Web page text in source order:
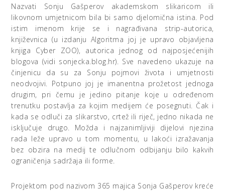
Nazvati Sonju Gašperov akademskom slikaricom ili
likovnom umjetnicom bila bi samo djelomična istina. Pod
istim imenom krije se i nagrađivana strip-autorica,
književnica (u izdanju Algoritma joj je upravo objavljena
knjiga Cyber ZOO), autorica jednog od najposjećenijih
blogova (vidi sonjecka.blog.hr). Sve navedeno ukazuje na
činjenicu da su za Sonju pojmovi života i umjetnosti
neodvojivi. Potpuno joj je imanentna prožetost jednoga
drugim, pri čemu je jedino pitanje koje u određenom
trenutku postavlja za kojim medijem će posegnuti. Čak i
kada se odluči za slikarstvo, crtež ili riječ, jedno nikada ne
isključuje drugo. Možda i najzanimljiviji dijelovi njezina
rada leže upravo u tom momentu, u lakoći izražavanja
bez obzira na medij te odlučnom odbijanju bilo kakvih
ograničenja sadržaja ili forme.
Projektom pod nazivom 365 majica Sonja Gašperov kreće